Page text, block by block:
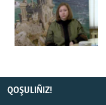
QOŞULIÑIZ!